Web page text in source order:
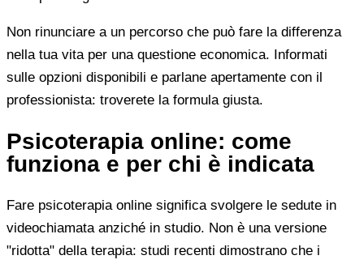
Non rinunciare a un percorso che può fare la differenza
nella tua vita per una questione economica. Informati
sulle opzioni disponibili e parlane apertamente con il
professionista: troverete la formula giusta.
Psicoterapia online: come
funziona e per chi è indicata
Fare psicoterapia online significa svolgere le sedute in
videochiamata anziché in studio. Non è una versione
"ridotta" della terapia: studi recenti dimostrano che i